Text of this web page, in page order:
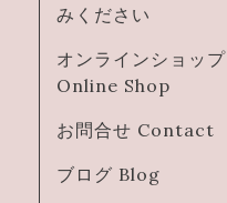
みください
オンラインショップ
Online Shop
お問合せ Contact
ブログ Blog